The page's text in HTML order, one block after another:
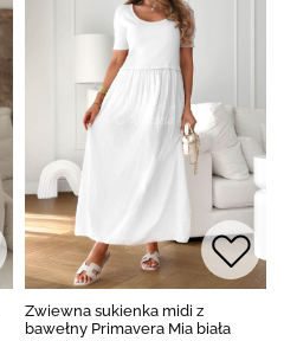
Zwiewna sukienka midi z
bawełny Primavera Mia biała